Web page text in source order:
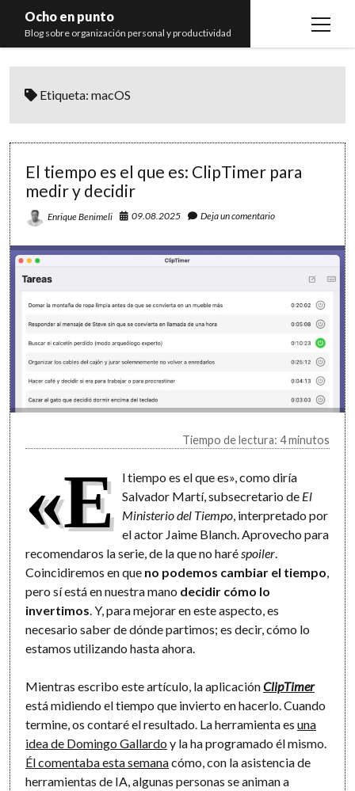
Ocho en punto
Blog sobre organización personal y productividad
open
Libros
Etiqueta:macOS
El tiempo es el que es: ClipTimer para
medir y decidir
Enrique Benimeli 09.08.2025 Deja un comentario
Tiempo de lectura: 4 minutos
«E l tiempo es el que es», como diría
Salvador Martí, subsecretario de El
Ministerio del Tiempo, interpretado por
el actor Jaime Blanch. Aprovecho para
recomendaros la serie, de la que no haré spoiler
Coincidiremos en que no podemos cambiar el tiempo
pero sí está en nuestra mano decidir cómo lo
invertimos . Y, para mejorar en este aspecto, es
necesario saber de dónde partimos; es decir, cómo lo
estamos utilizando hasta ahora.
Mientras escribo este artículo, la aplicaciónClipTimer
está midiendo el tiempo que invierto en hacerlo. Cuando
termine, os contaré el resultado. La herramienta esuna
idea de Domingo Gallardo y la ha programado él mismo.
Él comentaba esta semanacómo, con la asistencia de
herramientas de IA, algunas personas se animan a